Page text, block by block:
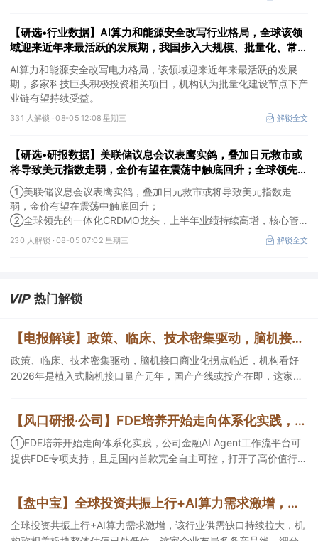
【研选•行业数据】AI算力和能源安全改写行业格局，全球该领
域迎来近年来最活跃的发展期，我国步入大规模、批量化、常态
化建设态势
AI算力和能源安全改写电力格局，该领域迎来近年来最活跃的发展
期，多家科技巨头积极投资相关项目，机构认为批量化建设节点下产
业链有望持续受益。
331 人解锁 ·08-05 12:08 星期三 解锁全文
【研选•研报数据】美联储议息会议表鹰实鸽，叠加日元救市或
将导致美元指数走弱，金价有望在震荡中触底回升；全球领先的
一体化CRDMO龙头，上半年业绩持续高增，核心管线陆续商业
化放量
①美联储议息会议表鹰实鸽，叠加日元救市或将导致美元指数走
弱，金价有望在震荡中触底回升；
②全球领先的一体化CRDMO龙头，上半年业绩持续高增，核心管
线陆续商业化放量。
230 人解锁 ·08-05 07:02 星期三 解锁全文
热门解锁
【电报解读】政策、临床、技术密集驱动，脑机接口商业化拐点临近，机构看好2026年是植入式脑机接口量产元年，国产产线或投产在即，这家公司对多模态人机交互系统集成关键技术进行了研发
政策、临床、技术密集驱动，脑机接口商业化拐点临近，机构看好
2026年是植入式脑机接口量产元年，国产产线或投产在即，这家公
【风口研报·公司】FDE培养开始走向体系化实践，公司金融AIAgent工作流平台可提供FDE专项支持，且是国内首款完全自主可控，打开了高价值行业的落地空间；另有公司兼具成长强确定性、低估值、高股息属性
①FDE培养开始走向体系化实践，公司金融AI Agent工作流平台可
提供FDE专项支持，且是国内首款完全自主可控，打开了高价值行业
付等成长极。
【盘中宝】全球投资共振上行+AI算力需求激增，该行业供需缺口持续拉大，机构称相关板块整体估值已处低位，这家企业细分产品市占率第一
全球投资共振上行+AI算力需求激增，该行业供需缺口持续拉大，机